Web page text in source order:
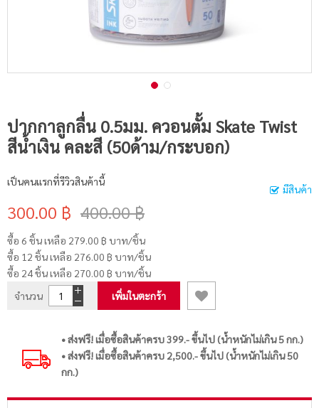
ปากกาลูกลื่น 0.5มม. ควอนตั้ม Skate Twist
สีน้ำเงิน คละสี (50ด้าม/กระบอก)
มีสินค้า
เป็นคนแรกที่รีวิวสินค้านี้
300.00 ฿ 400.00 ฿
ซื้อ 6 ชิ้น เหลือ 279.00 ฿ บาท/ชิ้น
ซื้อ 12 ชิ้น เหลือ 276.00 ฿ บาท/ชิ้น
ซื้อ 24 ชิ้น เหลือ 270.00 ฿ บาท/ชิ้น
จำนวน
เพิ่มในตะกร้า
• ส่งฟรี! เมื่อซื้อสินค้าครบ 399.- ขึ้นไป (น้ำหนักไม่เกิน 5 กก.)
• ส่งฟรี! เมื่อซื้อสินค้าครบ 2,500.- ขึ้นไป (น้ำหนักไม่เกิน 50
กก.)